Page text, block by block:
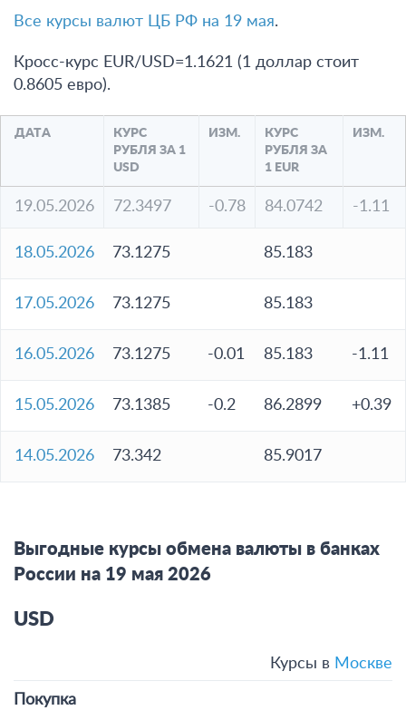
Все курсы валют ЦБ РФ на 19 мая.
Кросс-курс EUR/USD=1.1621 (1 доллар стоит
0.8605 евро).
ДАТА
КУРС
РУБЛЯ ЗА 1
USD
ИЗМ.
КУРС
РУБЛЯ ЗА
1 EUR
ИЗМ.
19.05.2026 72.3497 -0.78 84.0742 -1.11
18.05.2026 73.1275 85.183
17.05.2026 73.1275 85.183
16.05.2026 73.1275 -0.01 85.183 -1.11
15.05.2026 73.1385 -0.2 86.2899 +0.39
14.05.2026 73.342 85.9017
Выгодные курсы обмена валюты в банках
России на 19 мая 2026
USD
Курсы в Москве
Покупка